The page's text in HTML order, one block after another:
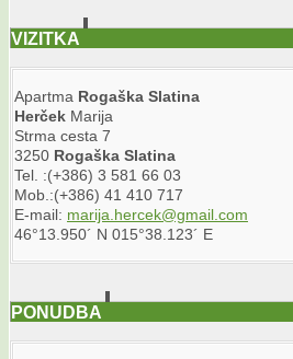
VIZITKA
Apartma Rogaška Slatina
Herček Marija
Strma cesta 7
3250 Rogaška Slatina
Tel. :(+386) 3 581 66 03
Mob.:(+386) 41 410 717
E-mail: marija.hercek@gmail.com
46°13.950´ N 015°38.123´ E
PONUDBA